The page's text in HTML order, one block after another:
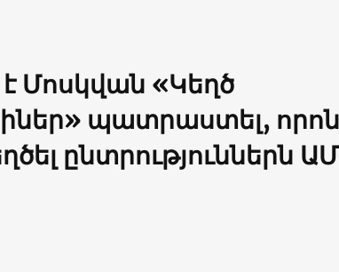
Մոսկվան «Կեղծ
պատրաստել,
ընտրություններն